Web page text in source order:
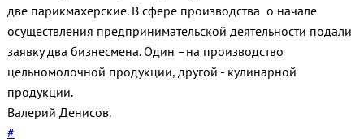
две парикмахерские. В сфере производства о начале
осуществления предпринимательской деятельности подали
заявку два бизнесмена. Один –на производство
цельномолочной продукции, другой - кулинарной
продукции.
Валерий Денисов.
#